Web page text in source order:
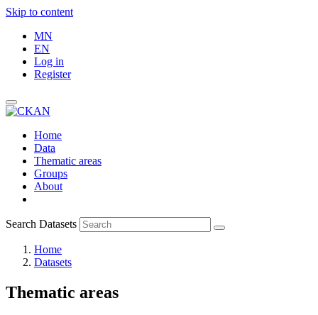
Skip to content
MN
EN
Log in
Register
Home
Data
Thematic areas
Groups
About
Search Datasets
Home
Datasets
Thematic areas